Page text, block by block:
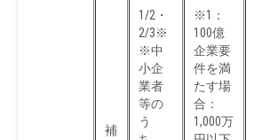
補
1/2・
2/3※
※中
小企
業者
等の
う
※1：
100億
企業要
件を満
たす場
合：
1,000万